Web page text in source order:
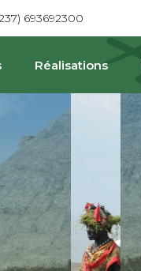
693692300
Réalisations